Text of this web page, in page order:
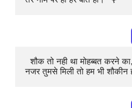
  शौक तो नही था मोहब्बत करने का,
नजर तुमसे मिली तो हम भी शौकीन